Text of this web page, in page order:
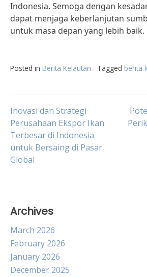
Indonesia. Semoga dengan
dapat menjaga keberlanjutan
untuk masa depan yang lebih baik.
Posted in Berita Kelautan Tagged berita
Post
navigation
Inovasi dan Strategi
Perusahaan Ekspor Ikan
Terbesar di Indonesia
untuk Bersaing di Pasar
Global
Archives
March 2026
February 2026
January 2026
December 2025